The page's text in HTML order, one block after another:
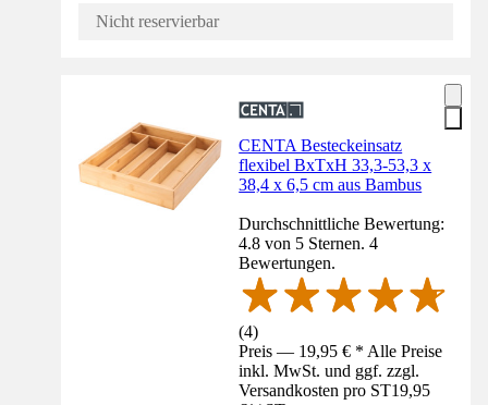
Nicht reservierbar
CENTA Besteckeinsatz
flexibel BxTxH 33,3-53,3 x
38,4 x 6,5 cm aus Bambus
Durchschnittliche Bewertung:
4.8 von 5 Sternen. 4
Bewertungen.
(4)
Preis — 19,95 € * Alle Preise
inkl. MwSt. und ggf. zzgl.
Versandkosten pro ST19,95